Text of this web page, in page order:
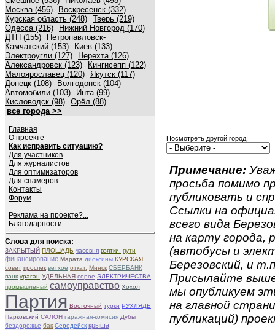
Москва (456)
Воскресенск (332)
Курская область (248) Тверь (219)
Одесса (216)
Нижний Новгород (170)
ДТП (155)
Петропавловск-
Камчатский (153)
Киев (133)
Электроугли (127)
Нерехта (126)
Александровск (123)
Кингисепп (122)
Малоярославец (120) Якутск (117)
Донецк (108)
Волгодонск (104)
Автомобили (103)
Инта (99)
Кисловодск (98) Орёл (88)
все города >>
Главная
О проекте
Как исправить ситуацию?
Для участников
Для журналистов
Для оптимизаторов
Для спамеров
Контакты
Форум
Реклама на проекте?...
Благодарности
Слова для поиска:
ЗАКРЫТЫЙ ПЛОЩАДЬ часовня взятки. пути
финансирование Марата диоксины КУРСКАЯ
совет проспек ветхое откат. Минск СБЕРБАНК
панк ураган УДЕЛЬНАЯ серое ЭЛЕКТРИЧЕСТВА
промышленый самоуправство Хохол
Партия Восточный турки РУХЛЯДЬ
Парковский САЛОН гаражная-комисия Дубы
бездорожье бак Середейск крыша
Посмотреть другой город:
Примечание:
просьба помимо
публиковать и
Ссылки на
всего вида
на карту города,
(автобусы и
Березовский, и
Присылайте
мы опубликуем
на главной
публикаций)